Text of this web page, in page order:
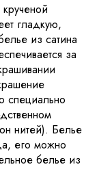
гладкую,
из сатина
за
специально
нитей). Белье
его можно
белье из